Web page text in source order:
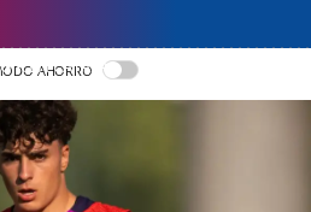
EN CATALÀ
AHORRO